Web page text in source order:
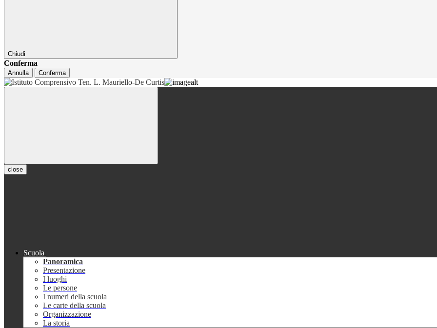
Chiudi
Conferma
Annulla Conferma
close
Scuola
Panoramica
Presentazione
I luoghi
Le persone
I numeri della scuola
Le carte della scuola
Organizzazione
La storia